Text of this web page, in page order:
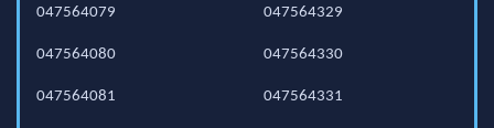
047564079
047564080
047564081
047564329
047564330
047564331